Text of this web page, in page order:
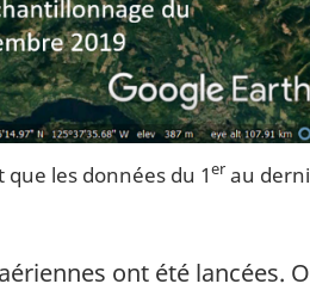
les données du 1er au
ont été lancées.